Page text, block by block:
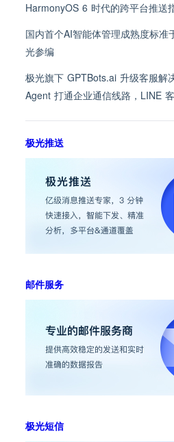
HarmonyOS 6 时代的跨平台推送
国内首个AI智能体管理成熟度标准
光参编
极光旗下 GPTBots.ai 升级客服解
Agent 打通企业通信线路，LINE
极光推送
邮件服务
极光短信